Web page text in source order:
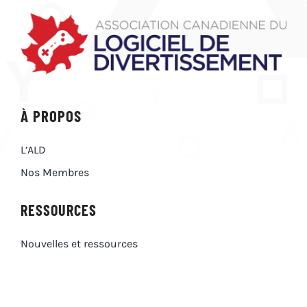
À PROPOS
L’ALD
Nos Membres
RESSOURCES
Nouvelles et ressources